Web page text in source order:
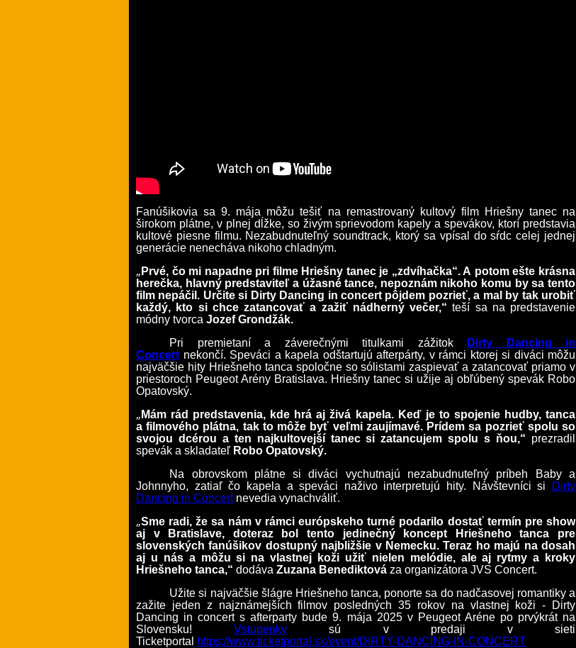
Fanúšikovia sa 9. mája môžu tešiť na remastrovaný kultový film Hriešny tanec na
širokom plátne, v plnej dĺžke, so živým sprievodom kapely a spevákov, ktorí predstavia
kultové piesne filmu. Nezabudnuteľný soundtrack, ktorý sa vpísal do sŕdc celej jednej
generácie nenecháva nikoho chladným.
„ Prvé, čo mi napadne pri filme Hriešny tanec je „zdvíhačka“. A potom ešte krásna
herečka, hlavný predstaviteľ a úžasné tance, nepoznám nikoho komu by sa tento
film nepáčil. Určite si Dirty Dancing in concert pôjdem pozrieť, a mal by tak urobiť
každý, kto si chce zatancovať a zažiť nádherný večer,“teší sa na predstavenie
módny tvorca Jozef Grondžák.
Pri premietaní a záverečnými titulkami zážitok
Dirty Dancing in
Concert nekončí. Speváci a kapela odštartujú afterpárty, v rámci ktorej si diváci môžu
najväčšie hity Hriešneho tanca spoločne so sólistami zaspievať a zatancovať priamo v
priestoroch Peugeot Arény Bratislava. Hriešny tanec si užije aj obľúbený spevák Robo
Opatovský.
„ Mám rád predstavenia, kde hrá aj živá kapela. Keď je to spojenie hudby, tanca
a filmového plátna, tak to môže byť veľmi zaujímavé. Prídem sa pozrieť spolu so
svojou dcérou a ten najkultovejší tanec si zatancujem spolu s ňou,“ prezradil
spevák a skladateľ Robo Opatovský.
Na obrovskom plátne si diváci vychutnajú nezabudnuteľný príbeh Baby a
Johnnyho, zatiaľ čo kapela a speváci naživo interpretujú hity. Návštevníci si
Dirty
Dancing in Concert nevedia vynachváliť.
„Sme radi, že sa nám v rámci európskeho turné podarilo dostať termín pre show
aj v Bratislave, doteraz bol tento jedinečný koncept Hriešneho tanca pre
slovenských fanúšikov dostupný najbližšie v Nemecku. Teraz ho majú na dosah
aj u nás a môžu si na vlastnej koži užiť nielen melódie, ale aj rytmy a kroky
Hriešneho tanca,“ dodáva Zuzana Benediktová za organizátora JVS Concert.
Užite si najväčšie šlágre Hriešneho tanca, ponorte sa do nadčasovej romantikya
zažite jeden z najznámejších filmov posledných 35 rokov na vlastnej koži - Dirty
Dancing in concert s afterparty bude 9. mája 2025 v Peugeot Aréne po prvýkrát na
Slovensku!Vstupenky sú v predaji v sieti
Ticketportal
https://www.ticketportal.sk/event/DIRTY-DANCING-IN-CONCERT